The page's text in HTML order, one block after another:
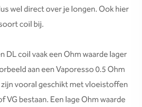
wel direct over je longen. Ook hier
coil bij.
DL coil vaak een Ohm waarde lager
aan een Vaporesso 0.5 Ohm
vooral geschikt met vloeistoffen
VG bestaan. Een lage Ohm waarde